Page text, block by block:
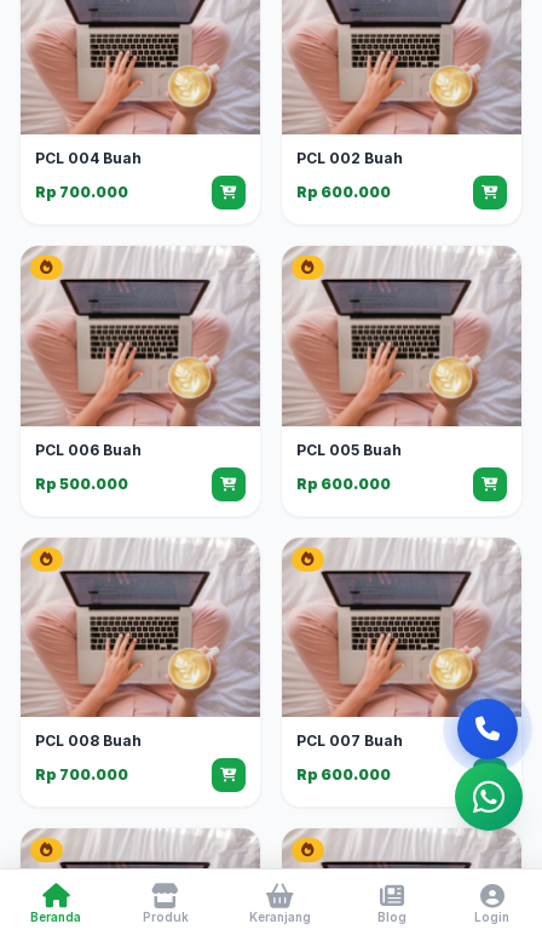
PCL 004 Buah
Rp 700.000
PCL 002 Buah
Rp 600.000
PCL 006 Buah
Rp 500.000
PCL 005 Buah
Rp 600.000
PCL 008 Buah
Rp 700.000
PCL 007 Buah
Rp 600.000
Beranda Produk Keranjang Blog Login